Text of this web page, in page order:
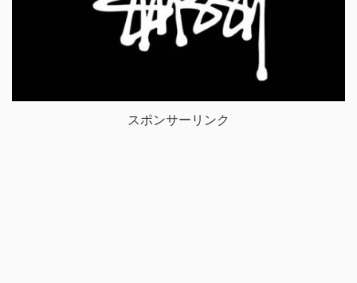
スポンサーリンク